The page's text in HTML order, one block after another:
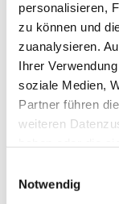
personalisieren,
zu können und
zuanalysieren.
Ihrer
soziale Medien,
Partner führen
weiteren
Impressum
Notwendig
stilvolles
Montag
Dienstag
Donnerstag